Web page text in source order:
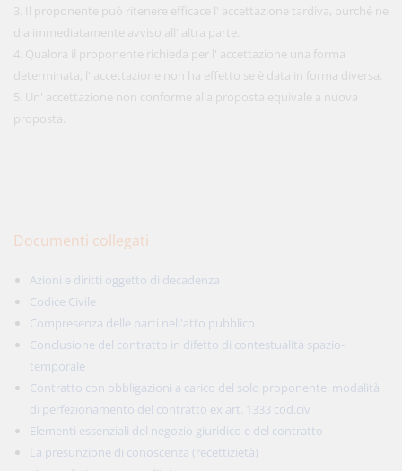
3. Il proponente può ritenere efficace l' accettazione tardiva, purché ne
dia immediatamente avviso all' altra parte.
4. Qualora il proponente richieda per l' accettazione una forma
determinata, l' accettazione non ha effetto se è data in forma diversa.
5. Un' accettazione non conforme alla proposta equivale a nuova
proposta.
Documenti collegati
Azioni e diritti oggetto di decadenza
Codice Civile
Compresenza delle parti nell'atto pubblico
Conclusione del contratto in difetto di contestualità spazio-
temporale
Contratto con obbligazioni a carico del solo proponente, modalità
di perfezionamento del contratto ex art. 1333 cod.civ
Elementi essenziali del negozio giuridico e del contratto
La presunzione di conoscenza (recettizietà)